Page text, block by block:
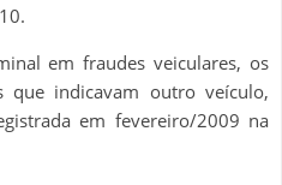
em fraudes veiculares, os
que indicavam outro veículo,
em fevereiro/2009 na